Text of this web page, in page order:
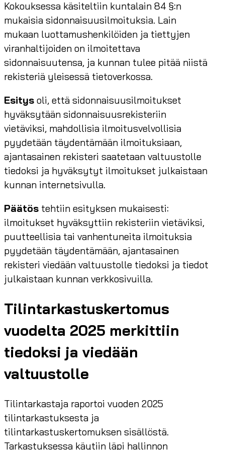
Kokouksessa käsiteltiin kuntalain 84 §:n
mukaisia sidonnaisuusilmoituksia. Lain
mukaan luottamushenkilöiden ja tiettyjen
viranhaltijoiden on ilmoitettava
sidonnaisuutensa, ja kunnan tulee pitää niistä
rekisteriä yleisessä tietoverkossa.
Esitys oli, että sidonnaisuusilmoitukset
hyväksytään sidonnaisuusrekisteriin
vietäviksi, mahdollisia ilmoitusvelvollisia
pyydetään täydentämään ilmoituksiaan,
ajantasainen rekisteri saatetaan valtuustolle
tiedoksi ja hyväksytyt ilmoitukset julkaistaan
kunnan internetsivulla.
Päätös tehtiin esityksen mukaisesti:
ilmoitukset hyväksyttiin rekisteriin vietäviksi,
puutteellisia tai vanhentuneita ilmoituksia
pyydetään täydentämään, ajantasainen
rekisteri viedään valtuustolle tiedoksi ja tiedot
julkaistaan kunnan verkkosivuilla.
Tilintarkastuskertomus
vuodelta 2025 merkittiin
tiedoksi ja viedään
valtuustolle
Tilintarkastaja raportoi vuoden 2025
tilintarkastuksesta ja
tilintarkastuskertomuksen sisällöstä.
Tarkastuksessa käytiin läpi hallinnon